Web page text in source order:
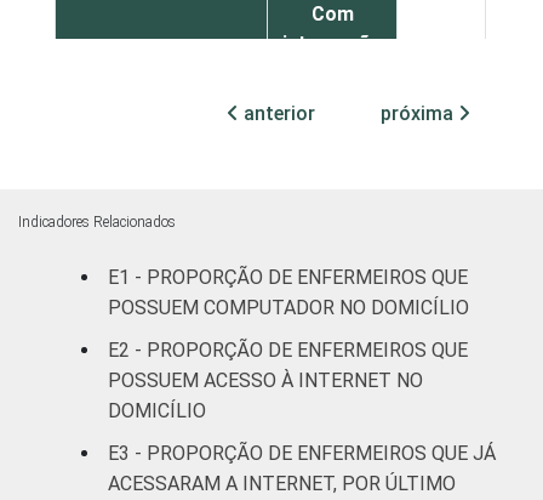
Com
internação
FAIXA ETÁRIA
Até 30
anos
20
41 anos ou
anterior próxima
Indicadores Relacionados
E1 - PROPORÇÃO DE ENFERMEIROS QUE
POSSUEM COMPUTADOR NO DOMICÍLIO
E2 - PROPORÇÃO DE ENFERMEIROS QUE
POSSUEM ACESSO À INTERNET NO
DOMICÍLIO
E3 - PROPORÇÃO DE ENFERMEIROS QUE JÁ
ACESSARAM A INTERNET, POR ÚLTIMO